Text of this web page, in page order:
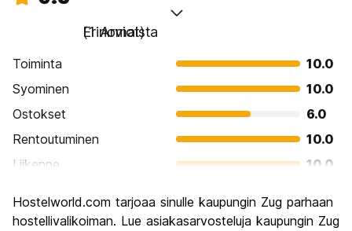
Erinomaista
(1 Arviot)
Toiminta
10.0
Syominen
10.0
Ostokset
6.0
Rentoutuminen
10.0
Liikenne
10.0
Kulttuuri
10.0
Hostelworld.com tarjoaa sinulle kaupungin Zug parhaan
hostellivalikoiman. Lue asiakasarvosteluja kaupungin Zug